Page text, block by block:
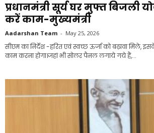
प्रधानमंत्री सूर्य घर मुफ्त बिजली
करें काम-मुख्यमंत्री
Aadarshan Team - May 25, 2026
सीएम का निर्देश -हरित एवं स्वच्छ ऊर्जा को बढ़ावा मिले,
काम करना होगा।जहां भी सोलर पैनल लगाये गये हैं,...